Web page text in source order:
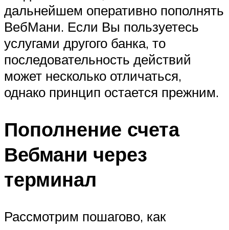
дальнейшем оперативно пополнять
ВебМани. Если Вы пользуетесь
услугами другого банка, то
последовательность действий
может несколько отличаться,
однако принцип остается прежним.
Пополнение счета
Вебмани через
терминал
Рассмотрим пошагово, как